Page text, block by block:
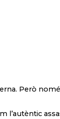
Però
l’autèntic